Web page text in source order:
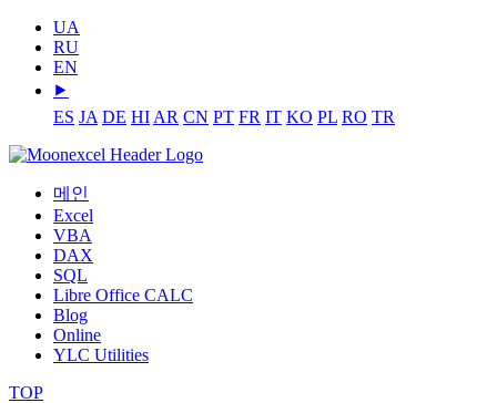
UA
RU
EN
⯈
ES JA DE HI AR CN PT FR IT KO PL RO TR
메인
Excel
VBA
DAX
SQL
Libre Office CALC
Blog
Online
YLC Utilities
TOP